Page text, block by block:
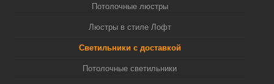
Потолочные люстры
Люстры в стиле Лофт
Светильники с доставкой
Потолочные светильники